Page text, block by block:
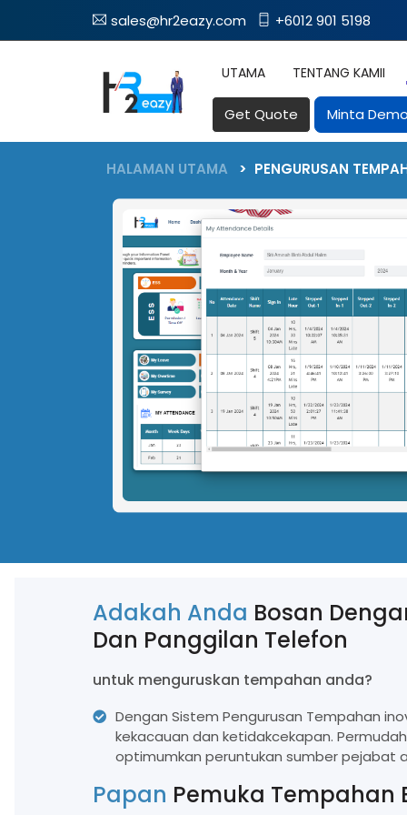
sales@hr2eazy.com +6012 901 5198
UTAMA TENTANG KAMII
Membolehkan Pekerja Anda
Mengurus Sendiri Tugas Berkaitan
HR Mereka
Memperkemaskan Proses
Penggajian Untuk Gaji Tanpa
Kesilapan
Kedatangan
Jejaki Kehadiran Pekerja Anda
Dengan Mudah
Jejaki
Tuntutan
Uruskan
Dalam Talian
Lembaran Masa
Pantau & Jejak
Pekerja Yang Tepat
Untuk Pelanggan Kami
Maklumat terkini
Berita terkini
Anugerah
Sertai Kami
Soalan Lazim
Blog Terbaru
Get Quote Minta Demo
HALAMAN UTAMA PENGURUSAN
Adakah Anda Bosan
Dan Panggilan Telefon
untuk menguruskan tempahan anda?
Dengan Sistem Pengurusan Tempahan
kekacauan dan ketidakcekapan.
optimumkan peruntukan sumber pejabat
Papan Pemuka Tempahan